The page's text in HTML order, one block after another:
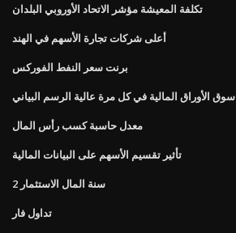
تكلفة المعيشة مؤشر الاتحاد الأوروبي البلدان
أعلى شركات تجارة الأسهم في الهند
برنت سعر النفط الفوركس
سوق الأوراق المالية في كل مرة عالية الرسم البياني
معدل حاسبة كسب رأس المال
تأثير تقسيم الأسهم على البيانات المالية
2 سنة المال الاستثمار
تداول فار